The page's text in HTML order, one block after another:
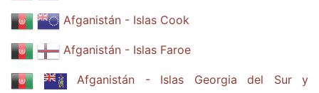
Afganistán - Islas Cook
Afganistán - Islas Faroe
Afganistán - Islas Georgia del Sur y